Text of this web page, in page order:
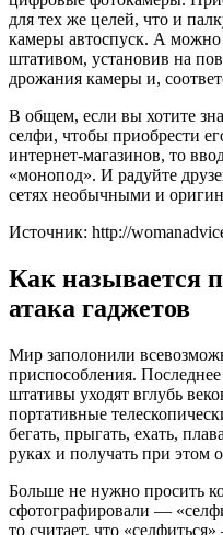
для тех же целей, что и
камеры автоспуск. А можно
штативом, установив на
дрожания камеры и,
В общем, если вы хотите
селфи, чтобы приобрести
интернет-магазинов, то
«монопод». И радуйте
сетях необычными и
Источник: http://
Как называется
атака гаджетов
Мир заполонили
приспособления.
штативы уходят вглубь
портативные
бегать, прыгать, ехать,
руках и получать при этом
Больше не нужно просить
сфотографировали —
то считает, что